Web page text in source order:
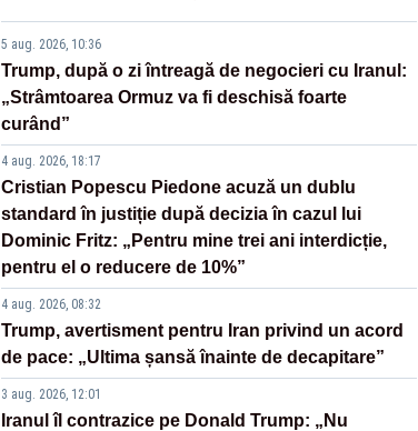
5 aug. 2026, 10:36
Trump, după o zi întreagă de negocieri cu Iranul:
„Strâmtoarea Ormuz va fi deschisă foarte
curând”
4 aug. 2026, 18:17
Cristian Popescu Piedone acuză un dublu
standard în justiție după decizia în cazul lui
Dominic Fritz: „Pentru mine trei ani interdicție,
pentru el o reducere de 10%”
4 aug. 2026, 08:32
Trump, avertisment pentru Iran privind un acord
de pace: „Ultima șansă înainte de decapitare”
3 aug. 2026, 12:01
Iranul îl contrazice pe Donald Trump: „Nu